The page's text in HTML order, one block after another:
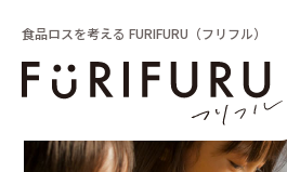
食品ロスを考える FURIFURU（フリフル）